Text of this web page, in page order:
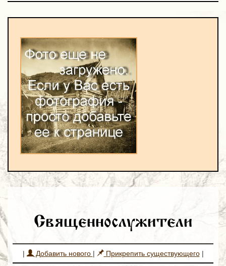
Священнослужители
| Добавить нового | Прикрепить существующего|